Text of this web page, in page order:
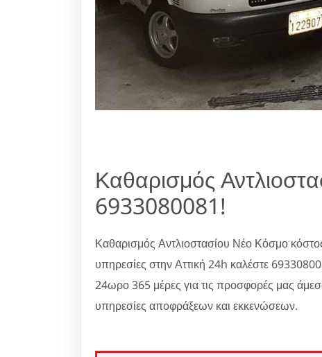
Καθαρισμός
6933080081!
Καθαρισμός Αντλιοστασίου Νέο Κόσμο
υπηρεσίες στην Αττική 24h καλέστε
24ωρο 365 μέρες για τις προσφορές μας
υπηρεσίες αποφράξεων και εκκενώσεων.